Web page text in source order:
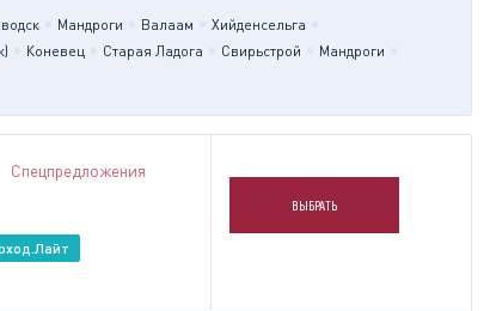
Мандроги Валаам
Хийденсельга
Коневец Старая Ладога Свирьстрой
Мандроги
Спецпредложения
ВЫБРАТЬ